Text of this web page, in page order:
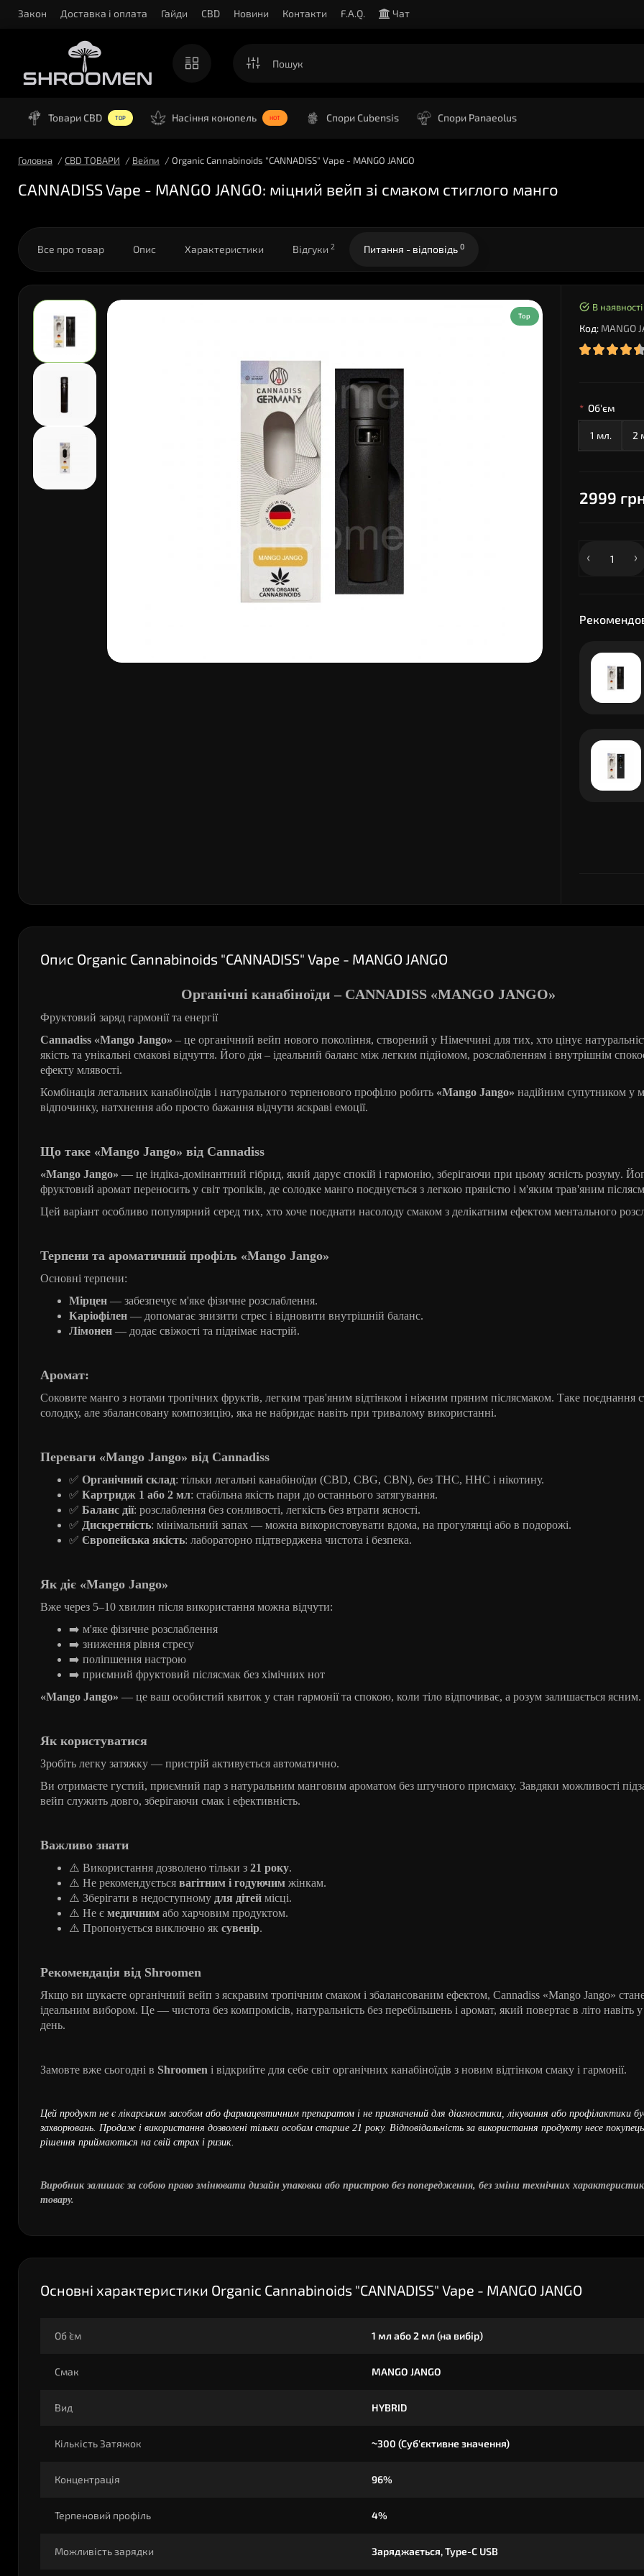
Закон Доставка і оплата Гайди CBD Новини Контакти F.A.Q. Чат
Товари CBD TOP Насіння конопель HOT Спори Cubensis Спори Panaeolus
Головна CBD ТОВАРИ Вейпи Organic Cannabinoids "CANNADISS" Vape - MANGO JANGO
CANNADISS Vape - MANGO JANGO: міцний вейп зі смаком стиглого манго
Все про товар Опис Характеристики Відгуки 2 Питання - відповідь 0
Top
В наявності
Код: MANGO
Об'єм
1 мл. 2
2999
Опис Organic Cannabinoids "CANNADISS" Vape - MANGO JANGO
Органічні канабіноїди – CANNADISS «MANGO JANGO»
Фруктовий заряд гармонії та енергії
Cannadiss «Mango Jango» – це органічний вейп нового покоління, створений у Німеччині для тих, хто цінує
якість та унікальні смакові відчуття. Його дія – ідеальний баланс між легким підйомом, розслабленням і внутрішнім
ефекту млявості.
Комбінація легальних канабіноїдів і натурального терпенового профілю робить «Mango Jango» надійним супутником у
відпочинку, натхнення або просто бажання відчути яскраві емоції.
Що таке «Mango Jango» від Cannadiss
«Mango Jango» — це індіка-домінантний гібрид, який дарує спокій і гармонію, зберігаючи при цьому ясність розуму.
фруктовий аромат переносить у світ тропіків, де солодке манго поєднується з легкою пряністю і м'яким трав'яним
Цей варіант особливо популярний серед тих, хто хоче поєднати насолоду смаком з делікатним ефектом ментального
Терпени та ароматичний профіль «Mango Jango»
Основні терпени:
Мірцен — забезпечує м'яке фізичне розслаблення.
Каріофілен — допомагає знизити стрес і відновити внутрішній баланс.
Лімонен — додає свіжості та піднімає настрій.
Аромат:
Соковите манго з нотами тропічних фруктів, легким трав'яним відтінком і ніжним пряним післясмаком. Таке поєднання
солодку, але збалансовану композицію, яка не набридає навіть при тривалому використанні.
Переваги «Mango Jango» від Cannadiss
✅ Органічний склад: тільки легальні канабіноїди (CBD, CBG, CBN), без THC, HHC і нікотину.
✅ Картридж 1 або 2 мл: стабільна якість пари до останнього затягування.
✅ Баланс дії: розслаблення без сонливості, легкість без втрати ясності.
✅ Дискретність: мінімальний запах — можна використовувати вдома, на прогулянці або в подорожі.
✅ Європейська якість: лабораторно підтверджена чистота і безпека.
Як діє «Mango Jango»
Вже через 5–10 хвилин після використання можна відчути:
➡ м'яке фізичне розслаблення
➡ зниження рівня стресу
➡ поліпшення настрою
➡ приємний фруктовий післясмак без хімічних нот
«Mango Jango» — це ваш особистий квиток у стан гармонії та спокою, коли тіло відпочиває, а розум залишається ясним.
Як користуватися
Зробіть легку затяжку — пристрій активується автоматично.
Ви отримаєте густий, приємний пар з натуральним манговим ароматом без штучного присмаку. Завдяки можливості
вейп служить довго, зберігаючи смак і ефективність.
Важливо знати
⚠️ Використання дозволено тільки з 21 року.
⚠️ Не рекомендується вагітним і годуючим жінкам.
⚠️ Зберігати в недоступному для дітей місці.
⚠️ Не є медичним або харчовим продуктом.
⚠️ Пропонується виключно як сувенір.
Рекомендація від Shroomen
Якщо ви шукаєте органічний вейп з яскравим тропічним смаком і збалансованим ефектом, Cannadiss «Mango Jango»
ідеальним вибором. Це — чистота без компромісів, натуральність без перебільшень і аромат, який повертає в літо навіть
день.
Замовте вже сьогодні в Shroomen і відкрийте для себе світ органічних канабіноїдів з новим відтінком смаку і гармонії.
Цей продукт не є лікарським засобом або фармацевтичним препаратом і не призначений для діагностики, лікування або профілактики
захворювань. Продаж і використання дозволені тільки особам старше 21 року. Відповідальність за використання продукту несе
рішення приймаються на свій страх і ризик.
Виробник залишає за собою право змінювати дизайн упаковки або пристрою без попередження, без зміни технічних
товару.
Основні характеристики Organic Cannabinoids "CANNADISS" Vape - MANGO JANGO
Об `єм 1 мл або 2 мл (на вибір)
Смак MANGO JANGO
Вид HYBRID
Кількість Затяжок ~300 (Суб'єктивне значення)
Концентрація 96%
Терпеновий профіль 4%
Можливість зарядки Заряджається, Type-C USB